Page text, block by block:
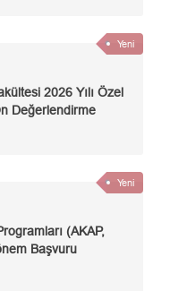
2026 Yılı Özel
Değerlendirme
Yeni
(AKAP,
Başvuru
Yeni